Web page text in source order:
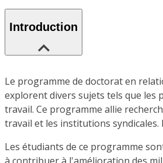
Introduction
Le programme de doctorat en
explorent divers sujets tels que les
travail. Ce programme allie
travail et les institutions
Les étudiants de ce programme